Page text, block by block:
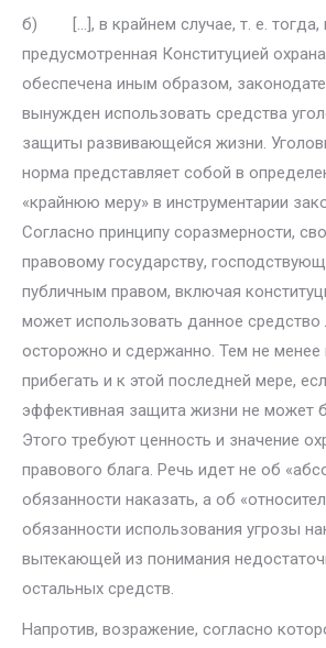
б) […], в крайнем случае, т. е. тогда,
предусмотренная Консти­туцией
обеспечена иным образом,
вынужден использовать средства
за­щиты развивающейся жизни.
норма представляет собой в
«крайнюю меру» в инструментарии
Согласно принципу соразмерности,
правовому государству,
публичным правом, включая
может использовать данное средство
осторожно и сдержанно. Тем не менее
прибегать и к этой последней мере,
эффективная защита жизни не может
Этого требуют ценность и значение
правового блага. Речь идет не об
обязанности наказать, а об
обязанности использования угрозы
вытекающей из понимания
остальных средств.
Напротив, возражение, согласно